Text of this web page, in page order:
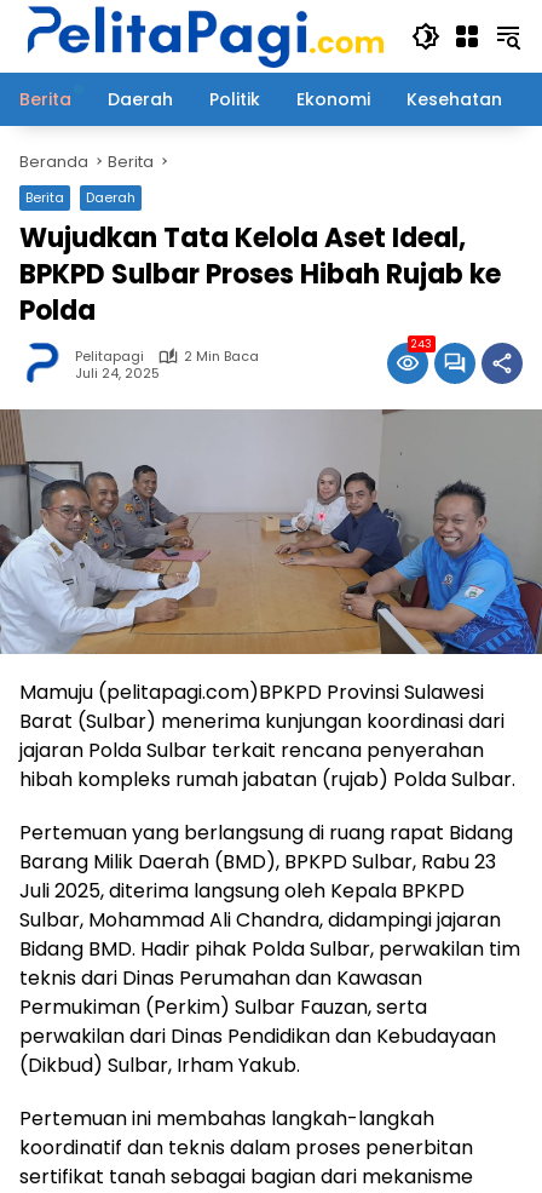
Langsung
Berita
Daerah Politik Ekonomi Kesehatan
Beranda Berita
Berita Daerah
Wujudkan Tata Kelola Aset Ideal,
BPKPD Sulbar Proses Hibah Rujab ke
Polda
Pelitapagi
2 Min Baca
Juli 24, 2025
243
Mamuju (pelitapagi.com)BPKPD Provinsi Sulawesi
Barat (Sulbar) menerima kunjungan koordinasi dari
jajaran Polda Sulbar terkait rencana penyerahan
hibah kompleks rumah jabatan (rujab) Polda Sulbar.
Pertemuan yang berlangsung di ruang rapat Bidang
Barang Milik Daerah (BMD), BPKPD Sulbar, Rabu 23
Juli 2025, diterima langsung oleh Kepala BPKPD
Sulbar, Mohammad Ali Chandra, didampingi jajaran
Bidang BMD. Hadir pihak Polda Sulbar, perwakilan tim
teknis dari Dinas Perumahan dan Kawasan
Permukiman (Perkim) Sulbar Fauzan, serta
perwakilan dari Dinas Pendidikan dan Kebudayaan
(Dikbud) Sulbar, Irham Yakub.
Pertemuan ini membahas langkah-langkah
koordinatif dan teknis dalam proses penerbitan
sertifikat tanah sebagai bagian dari mekanisme